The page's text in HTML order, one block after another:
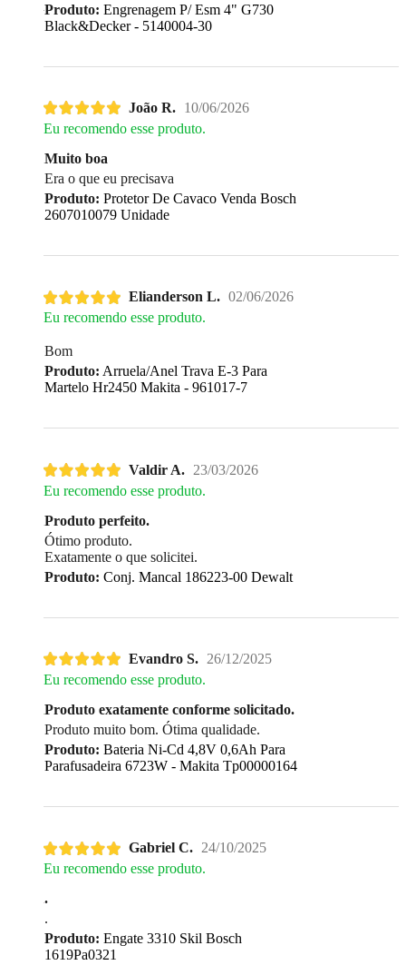
Produto: Engrenagem P/ Esm 4" G730
Black&Decker - 5140004-30
João R. 10/06/2026
Eu recomendo esse produto.
Muito boa
Era o que eu precisava
Produto: Protetor De Cavaco Venda Bosch
2607010079 Unidade
Elianderson L. 02/06/2026
Eu recomendo esse produto.
Bom
Produto: Arruela/Anel Trava E-3 Para
Martelo Hr2450 Makita - 961017-7
Valdir A. 23/03/2026
Eu recomendo esse produto.
Produto perfeito.
Ótimo produto.
Exatamente o que solicitei.
Produto: Conj. Mancal 186223-00 Dewalt
Evandro S. 26/12/2025
Eu recomendo esse produto.
Produto exatamente conforme solicitado.
Produto muito bom. Ótima qualidade.
Produto: Bateria Ni-Cd 4,8V 0,6Ah Para
Parafusadeira 6723W - Makita Tp00000164
Gabriel C. 24/10/2025
Eu recomendo esse produto.
.
.
Produto: Engate 3310 Skil Bosch
1619Pa0321